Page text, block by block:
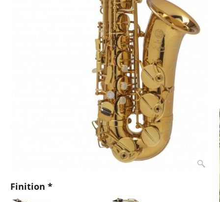
Finition *